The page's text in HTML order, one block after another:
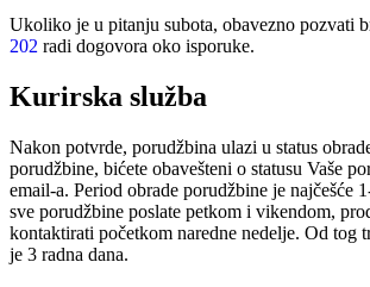
Ukoliko je u pitanju subota, obavezno pozvati
202 radi dogovora oko isporuke.
Kurirska služba
Nakon potvrde, porudžbina ulazi u status
porudžbine, bićete obavešteni o statusu Vaše
email-a. Period obrade porudžbine je najčešće
sve porudžbine poslate petkom i vikendom,
kontaktirati početkom naredne nedelje. Od tog
je 3 radna dana.